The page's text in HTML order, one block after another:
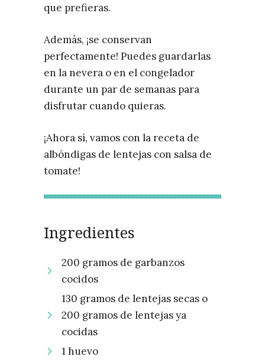
que prefieras.
Además, ¡se conservan
perfectamente! Puedes guardarlas
en la nevera o en el congelador
durante un par de semanas para
disfrutar cuando quieras.
¡Ahora sí, vamos con la receta de
albóndigas de lentejas con salsa de
tomate!
Ingredientes
200 gramos de garbanzos
cocidos
130 gramos de lentejas secas o
200 gramos de lentejas ya
cocidas
1 huevo